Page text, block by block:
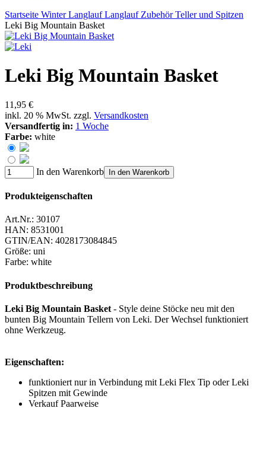
Startseite Winter Langlauf Langlauf Zubehör Teller und Spitzen
Leki Big Mountain Basket
Leki Big Mountain Basket
11,95 €
inkl. 20 % MwSt. zzgl. Versandkosten
Versandfertig in: 1 Woche
Farbe: white
In den Warenkorb In den Warenkorb
Produkteigenschaften
Art.Nr.: 30107
HAN: 8531001
GTIN/EAN: 4028173084845
Größe: uni
Farbe: white
Produktbeschreibung
Leki Big Mountain Basket - Style deine Stöcke neu mit den
bunten Big Mountain Tellern von Leki. Der Wechsel funktioniert
ohne Werkzeug.
Eigenschaften:
funktioniert nur in Verbindung mit Leki Flex Tip oder Leki
Spitzen mit Gewinde
Verkauf Paarweise